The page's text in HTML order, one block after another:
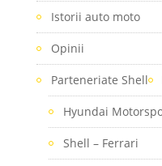
Istorii auto moto
Opinii
Parteneriate Shell
Hyundai
Shell – Ferrari